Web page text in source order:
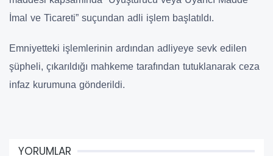
İmal ve Ticareti” suçundan adli işlem başlatıldı.
Emniyetteki işlemlerinin ardından adliyeye sevk edilen
şüpheli, çıkarıldığı mahkeme tarafından tutuklanarak ceza
infaz kurumuna gönderildi.
YORUMLAR